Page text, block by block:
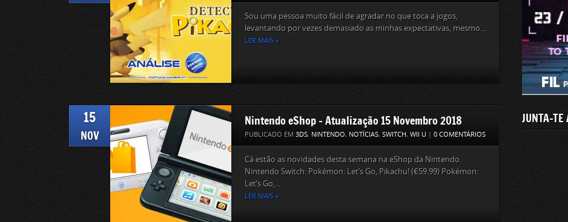
Sou uma pessoa muito fácil de agradar no que toca a jogos,
levantando por vezes demasiado as minhas expectativas, mesmo...
LER MAIS »
15
NOV
Nintendo eShop – Atualização 15 Novembro 2018
PUBLICADO EM 3DS, NINTENDO, NOTÍCIAS, SWITCH, WII U | 0 COMENTÁRIOS
Cá estão as novidades desta semana na eShop da Nintendo.
Nintendo Switch: Pokémon: Let’s Go, Pikachu! (€59.99) Pokémon:
Let’s Go,...
LER MAIS »
JUNTA-TE